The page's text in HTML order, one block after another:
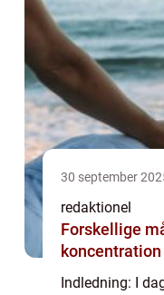
30 september
redaktionel
Forskellige
Indledning: I